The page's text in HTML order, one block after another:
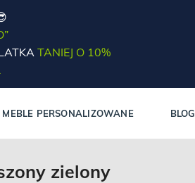
TANIEJ O 10%
MEBLE PERSONALIZOWANE BLOG
zielony